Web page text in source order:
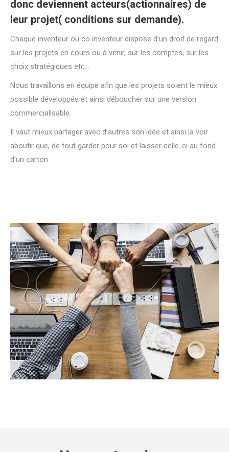
donc deviennent acteurs(actionnaires) de
leur projet( conditions sur demande).
Chaque inventeur ou co inventeur dispose d’un droit de regard
sur les projets en cours ou à venir, sur les comptes, sur les
choix stratégiques etc…
Nous travaillons en équipe afin que les projets soient le mieux
possible développés et ainsi déboucher sur une version
commercialisable.
Il vaut mieux partager avec d’autres son idée et ainsi la voir
aboutir que, de tout garder pour soi et laisser celle-ci au fond
d’un carton.